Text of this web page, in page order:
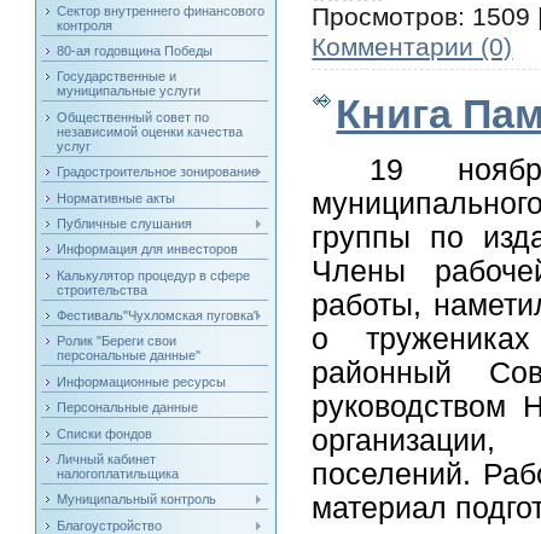
Сектор внутреннего финансового
контроля
80-ая годовщина Победы
Государственные и
муниципальные услуги
Общественный совет по
независимой оценки качества
услуг
Градостроительное зонирование
Нормативные акты
Публичные слушания
Информация для инвесторов
Калькулятор процедур в сфере
строительства
Фестиваль"Чухломская пуговка"
Ролик "Береги свои
персональные данные"
Информационные ресурсы
Персональные данные
Списки фондов
Личный кабинет
налогоплатильщика
Муниципальный контроль
Благоустройство
Просмотров: 1509
Комментарии (0)
Книга
19
группы по
Члены
работы,
о
районный
руководством
поселений.
материал